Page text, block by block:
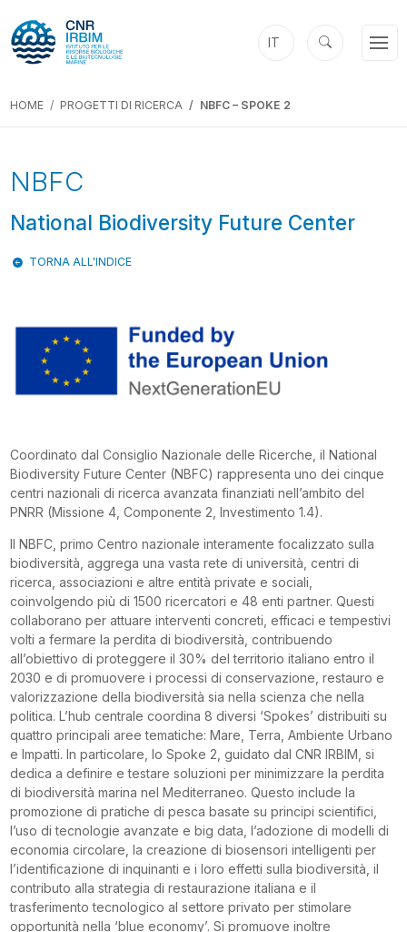
IT
HOME PROGETTI DI RICERCA NBFC – SPOKE 2
NBFC
National Biodiversity Future Center
TORNA ALL'INDICE
Coordinato dal Consiglio Nazionale delle Ricerche, il National
Biodiversity Future Center (NBFC) rappresenta uno dei cinque
centri nazionali di ricerca avanzata finanziati nell’ambito del
PNRR (Missione 4, Componente 2, Investimento 1.4).
Il NBFC, primo Centro nazionale interamente focalizzato sulla
biodiversità, aggrega una vasta rete di università, centri di
ricerca, associazioni e altre entità private e sociali,
coinvolgendo più di 1500 ricercatori e 48 enti partner. Questi
collaborano per attuare interventi concreti, efficaci e tempestivi
volti a fermare la perdita di biodiversità, contribuendo
all’obiettivo di proteggere il 30% del territorio italiano entro il
2030 e di promuovere i processi di conservazione, restauro e
valorizzazione della biodiversità sia nella scienza che nella
politica. L’hub centrale coordina 8 diversi ‘Spokes’ distribuiti su
quattro principali aree tematiche: Mare, Terra, Ambiente Urbano
e Impatti. In particolare, lo Spoke 2, guidato dal CNR IRBIM, si
dedica a definire e testare soluzioni per minimizzare la perdita
di biodiversità marina nel Mediterraneo. Questo include la
promozione di pratiche di pesca basate su principi scientifici,
l’uso di tecnologie avanzate e big data, l’adozione di modelli di
economia circolare, la creazione di biosensori intelligenti per
l’identificazione di inquinanti e i loro effetti sulla biodiversità, il
contributo alla strategia di restaurazione italiana e il
trasferimento tecnologico al settore privato per stimolare
opportunità nella ‘blue economy’. Si promuove inoltre